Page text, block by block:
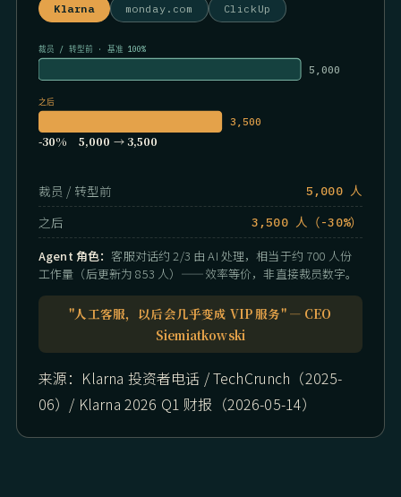
Klarna monday.com ClickUp
裁员 / 转型前 · 基准 100%
5,000
之后
3,500
-30% 5,000 → 3,500
裁员 / 转型前 5,000 人
之后 3,500 人（-30%）
Agent 角色：客服对话约 2/3 由 AI 处理，相当于约 700 人份
工作量（后更新为 853 人）——效率等价，非直接裁员数字。
"人工客服，以后会几乎变成 VIP 服务" — CEO
Siemiatkowski
来源：Klarna 投资者电话 / TechCrunch（2025-
06）/ Klarna 2026 Q1 财报（2026-05-14）